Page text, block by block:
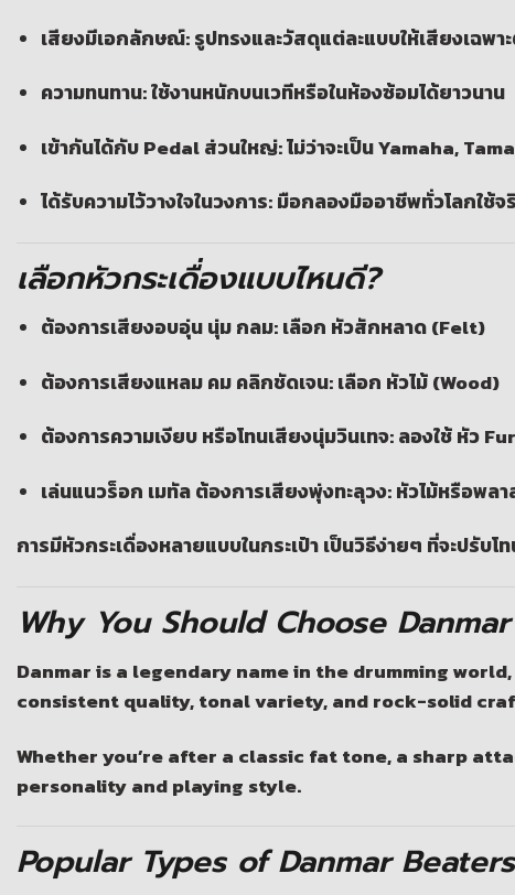
เสียงมีเอกลักษณ์:รูปทรงและวัสดุแต่ละแบบให้เสียงเฉพา
ความทนทาน:ใช้งานหนักบนเวทีหรือในห้องซ้อมได้ยาวนาน
เข้ากันได้กับ Pedal ส่วนใหญ่:ไม่ว่าจะเป็น Yamaha,
ได้รับความไว้วางใจในวงการ:มือกลองมืออาชีพทั่วโลกใช้จ
เลือกหัวกระเดื่องแบบไหนดี?
ต้องการเสียงอบอุ่น นุ่ม กลม: เลือก หัวสักหลาด (Felt)
ต้องการเสียงแหลม คม คลิกชัดเจน: เลือก หัวไม้ (Wood)
ต้องการความเงียบ หรือโทนเสียงนุ่มวินเทจ: ลองใช้หัว
เล่นแนวร็อก เมทัล ต้องการเสียงพุ่งทะลุวง:หัวไม้หรือพล
การมีหัวกระเดื่องหลายแบบในกระเป๋า เป็นวิธีง่ายๆ ที่จะปรั
Why You Should Choose
Danmar is a legendary name in the drumming
consistent quality, tonal variety, and rock-solid
Whether you’re after a classic fat tone, a sharp
personality and playing style.
Popular Types of Danmar Beaters